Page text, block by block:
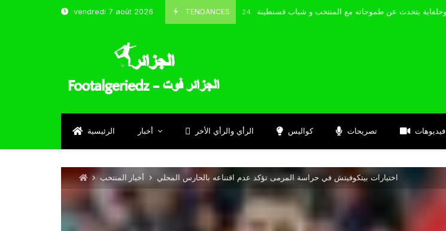
vendredi 7 août 2026 TENDANCES
Octobre 8, 2024 الحارس بوحلفاية يتحدث عن طموحاته مع المنتخب و شباب قسنطينة
الرئيسية أخبار الرأي والرأي الأخر كواليس تصريحات فيديوهات
أخبار المنتخب اختيارات بيتكوفيتش في حراسة المرمى تؤكد عدم اقتناعه بالحارس المحلي